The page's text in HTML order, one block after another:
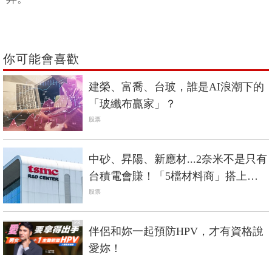
你可能會喜歡
建榮、富喬、台玻，誰是AI浪潮下的
「玻纖布贏家」？
股票
中砂、昇陽、新應材...2奈米不是只有
台積電會賺！「5檔材料商」搭上成
長列車
股票
PR
伴侶和妳一起預防HPV，才有資格說
愛妳！